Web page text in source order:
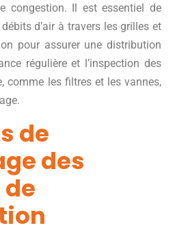
congestion. Il est essentiel de
d’air à travers les grilles et
pour assurer une distribution
régulière et l’inspection des
comme les filtres et les vannes,
de
des